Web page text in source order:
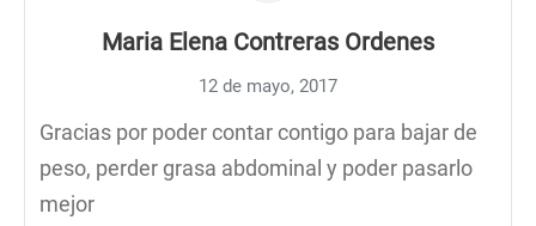
Maria Elena Contreras Ordenes
12 de mayo, 2017
Gracias por poder contar contigo para bajar de
peso, perder grasa abdominal y poder pasarlo
mejor